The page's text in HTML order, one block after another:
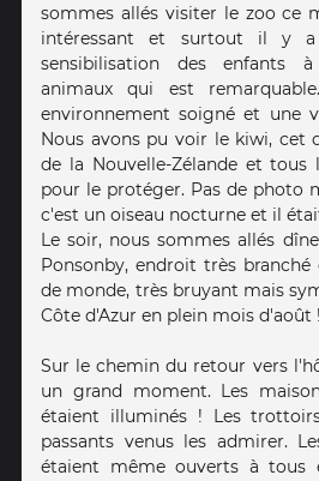
sommes allés visiter le zoo ce
intéressant et surtout il y a
sensibilisation des enfants
animaux qui est
environnement soigné et une
Nous avons pu voir le kiwi, cet
de la Nouvelle-Zélande et tous
pour le protéger. Pas de photo
c'est un oiseau nocturne et il
Le soir, nous sommes allés
Ponsonby, endroit très
de monde, très bruyant mais
Côte d'Azur en plein mois d'août !
Sur le chemin du retour vers
un grand moment. Les
étaient illuminés ! Les
passants venus les admirer.
étaient même ouverts à tous